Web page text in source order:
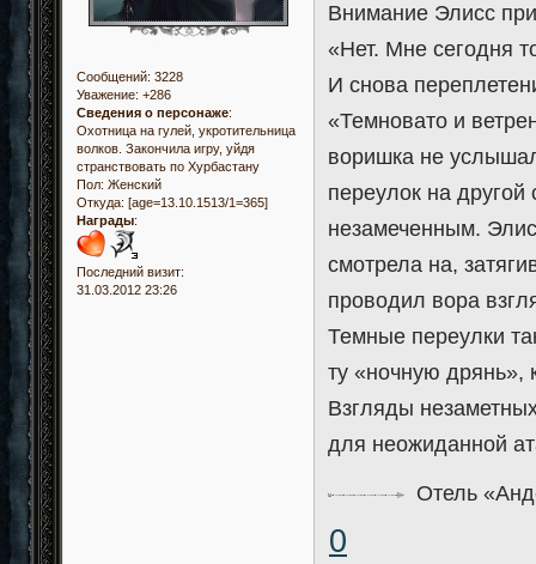
Сообщений: 3228
Уважение: +286
Сведения о персонаже:
Охотница на гулей, укротительница
волков. Закончила игру, уйдя
странствовать по Хурбастану
Пол: Женский
Откуда: [age=13.10.1513/1=365]
Награды:
Последний визит:
31.03.2012 23:26
Внимание Элисс
«Нет. Мне сегодня
И снова
«Темновато и
воришка не
переулок на
незамеченным.
смотрела на,
проводил вора
Темные переулки
ту «ночную дрянь»,
Взгляды
для неожиданной
Отель
0